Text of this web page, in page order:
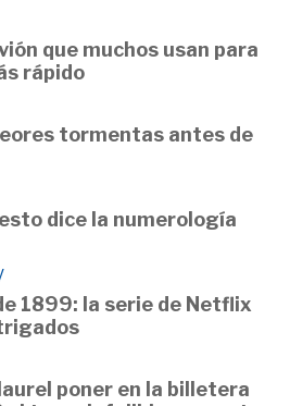
que muchos usan para
rápido
tormentas antes de
dice la numerología
1899: la serie de Netflix
poner en la billetera